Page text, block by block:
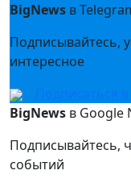
BigNews в
Подписывайтесь,
интересное
Подписаться
BigNews в Google
Подписывайтесь,
событий